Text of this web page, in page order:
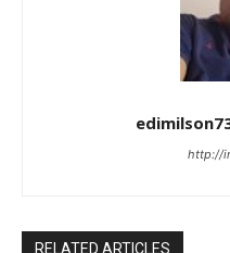
http://
RELATED ARTICLES